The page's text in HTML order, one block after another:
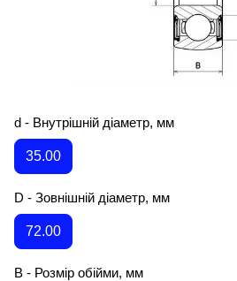
d - Внутрішній діаметр, мм
35.00
D - Зовнішній діаметр, мм
72.00
B - Розмір обійми, мм